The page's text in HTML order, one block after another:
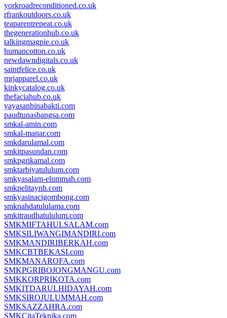
yorkroadreconditioned.co.uk
rfrankoutdoors.co.uk
teaparentrepeat.co.uk
thegenerationhub.co.uk
talkingmagpie.co.uk
humancotton.co.uk
newdawndigitals.co.uk
saintfelice.co.uk
mrjapparel.co.uk
kinkycatalog.co.uk
thefaciahub.co.uk
yayasanbinabakti.com
paudtunasbangsa.com
smkal-amin.com
smkal-manar.com
smkdarulamal.com
smkitpasundan.com
smkpgrikamal.com
smktarbiyatululum.com
smkyasalam-elummah.com
smkpelitaynh.com
smkyasinacigombong.com
smknahdatululama.com
smkitraudhatululum.com
SMKMIFTAHULSALAM.com
SMKSILIWANGIMANDIRI.com
SMKMANDIRIBERKAH.com
SMKCBTBEKASI.com
SMKMANAROFA.com
SMKPGRIBOJONGMANGU.com
SMKKORPRIKOTA.com
SMKITDARULHIDAYAH.com
SMKSIROJULUMMAH.com
SMKSAZZAHRA.com
SMKCitaTeknika.com